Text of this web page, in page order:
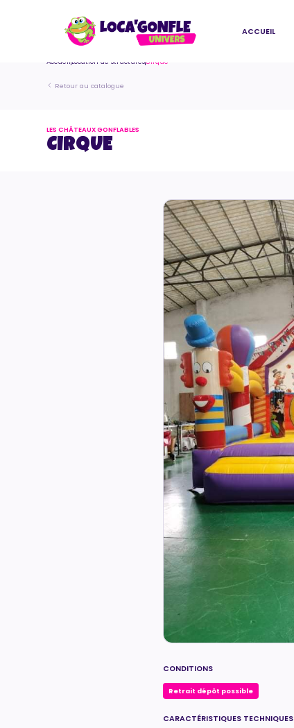
ACCUEIL
AccueilLocation de structuresCirque
Retour au catalogue
LES CHÂTEAUX GONFLABLES
CIRQUE
CONDITIONS
Retrait dépôt possible
CARACTÉRISTIQUES TECHNIQUES